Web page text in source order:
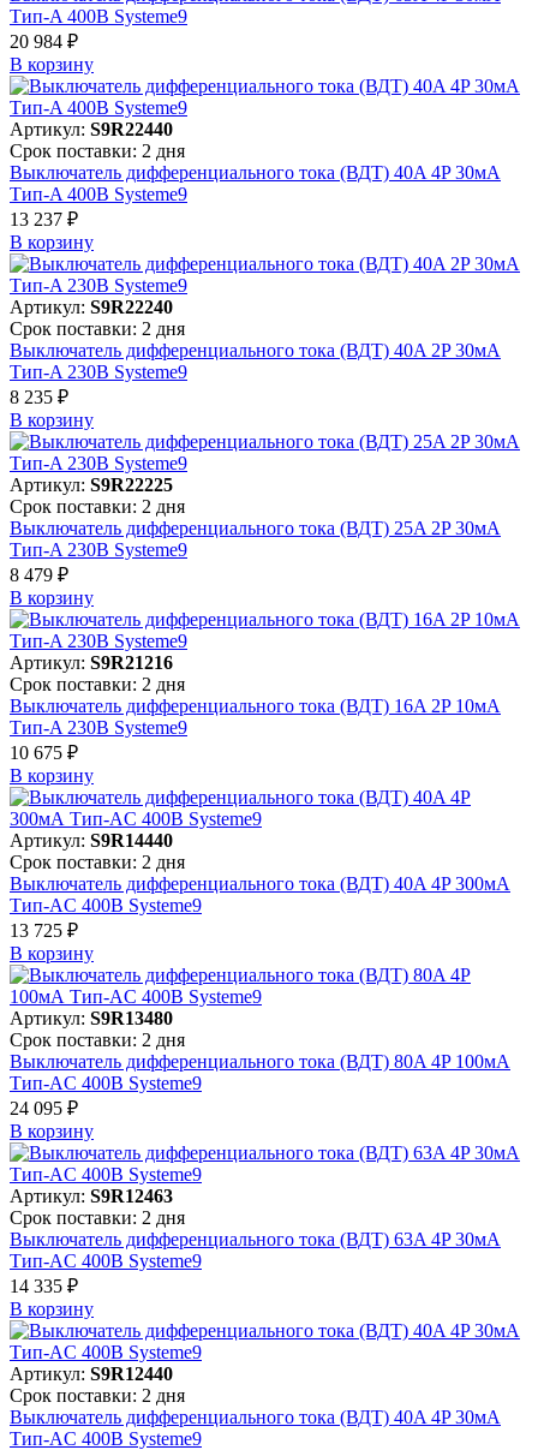
Тип-A 400В Systeme9
20 984 ₽
В корзинy
Артикул: S9R22440
Срок поставки: 2 дня
Выключатель дифференциального тока (ВДТ) 40A 4P 30мА
Тип-A 400В Systeme9
13 237 ₽
В корзинy
Артикул: S9R22240
Срок поставки: 2 дня
Выключатель дифференциального тока (ВДТ) 40A 2P 30мА
Тип-A 230В Systeme9
8 235 ₽
В корзинy
Артикул: S9R22225
Срок поставки: 2 дня
Выключатель дифференциального тока (ВДТ) 25A 2P 30мА
Тип-A 230В Systeme9
8 479 ₽
В корзинy
Артикул: S9R21216
Срок поставки: 2 дня
Выключатель дифференциального тока (ВДТ) 16A 2P 10мА
Тип-A 230В Systeme9
10 675 ₽
В корзинy
Артикул: S9R14440
Срок поставки: 2 дня
Выключатель дифференциального тока (ВДТ) 40A 4P 300мА
Тип-AC 400В Systeme9
13 725 ₽
В корзинy
Артикул: S9R13480
Срок поставки: 2 дня
Выключатель дифференциального тока (ВДТ) 80A 4P 100мА
Тип-AC 400В Systeme9
24 095 ₽
В корзинy
Артикул: S9R12463
Срок поставки: 2 дня
Выключатель дифференциального тока (ВДТ) 63A 4P 30мА
Тип-AC 400В Systeme9
14 335 ₽
В корзинy
Артикул: S9R12440
Срок поставки: 2 дня
Выключатель дифференциального тока (ВДТ) 40A 4P 30мА
Тип-AC 400В Systeme9